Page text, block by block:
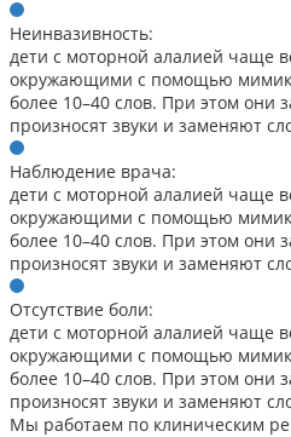
Неинвазивность:
дети с моторной алалией чаще
окружающими с помощью
более 10–40 слов. При этом они
произносят звуки и заменяют
Наблюдение врача:
дети с моторной алалией чаще
окружающими с помощью
более 10–40 слов. При этом они
произносят звуки и заменяют
Отсутствие боли:
дети с моторной алалией чаще
окружающими с помощью
более 10–40 слов. При этом они
произносят звуки и заменяют
Мы работаем по клиническим